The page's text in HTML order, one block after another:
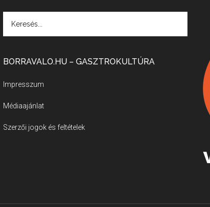
BORRAVALO.HU – GASZTROKULTÚRA
Impresszum
Médiaajánlat
Szerzői jogok és feltételek